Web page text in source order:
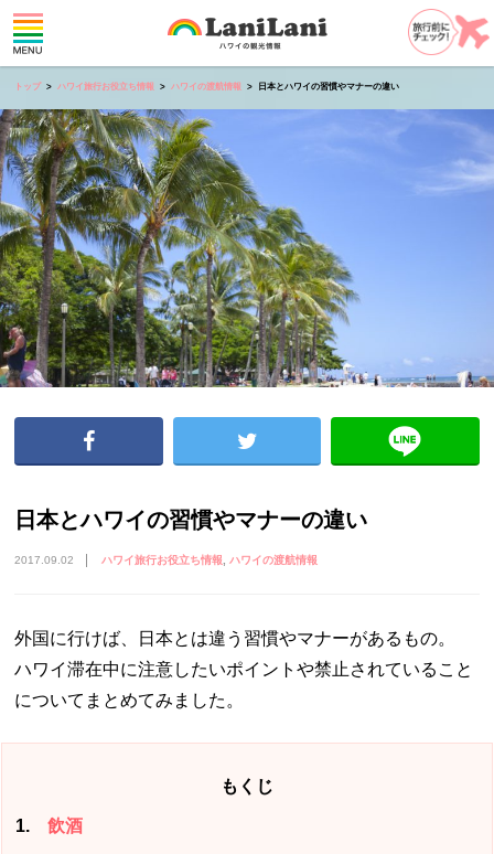
トップ ハワイ旅行お役立ち情報 ハワイの渡航情報 日本とハワイの習慣やマナーの違い
日本とハワイの習慣やマナーの違い
2017.09.02 ハワイ旅行お役立ち情報 ハワイの渡航情報
外国に行けば、日本とは違う習慣やマナーがあるもの。
ハワイ滞在中に注意したいポイントや禁止されていること
についてまとめてみました。
もくじ
1 飲酒